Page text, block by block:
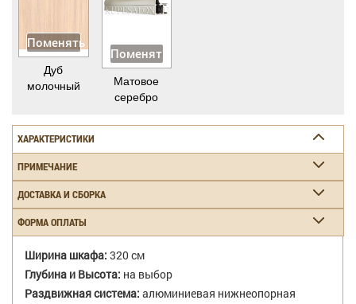
Поменять
Дуб
молочный
Поменять
Матовое
серебро
ХАРАКТЕРИСТИКИ
ПРИМЕЧАНИЕ
ДОСТАВКА И СБОРКА
ФОРМА ОПЛАТЫ
Ширина шкафа: 320 см
Глубина и Высота: на выбор
Раздвижная система: алюминиевая нижнеопорная